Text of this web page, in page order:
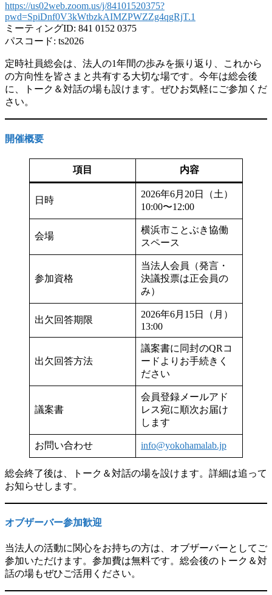
https://us02web.zoom.us/j/84101520375?
pwd=SpiDnf0V3kWtbzkAIMZPWZZg4qgRjT.1
ミーティングID: 841 0152 0375
パスコード: ts2026
定時社員総会は、法人の1年間の歩みを振り返り、これから
の方向性を皆さまと共有する大切な場です。今年は総会後
に、トーク＆対話の場も設けます。ぜひお気軽にご参加くだ
さい。
開催概要
項目 内容
日時
2026年6月20日（土）
10:00〜12:00
会場
横浜市ことぶき協働
スペース
参加資格
当法人会員（発言・
決議投票は正会員の
み）
出欠回答期限
2026年6月15日（月）
13:00
出欠回答方法
議案書に同封のQRコ
ードよりお手続きく
ださい
議案書
会員登録メールアド
レス宛に順次お届け
します
お問い合わせ info@yokohamalab.jp
総会終了後は、トーク＆対話の場を設けます。詳細は追って
お知らせします。
オブザーバー参加歓迎
当法人の活動に関心をお持ちの方は、オブザーバーとしてご
参加いただけます。参加費は無料です。総会後のトーク＆対
話の場もぜひご活用ください。